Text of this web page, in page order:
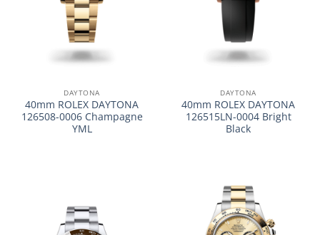
DAYTONA
40mm ROLEX DAYTONA
126508-0006 Champagne
YML
DAYTONA
40mm ROLEX DAYTONA
126515LN-0004 Bright
Black